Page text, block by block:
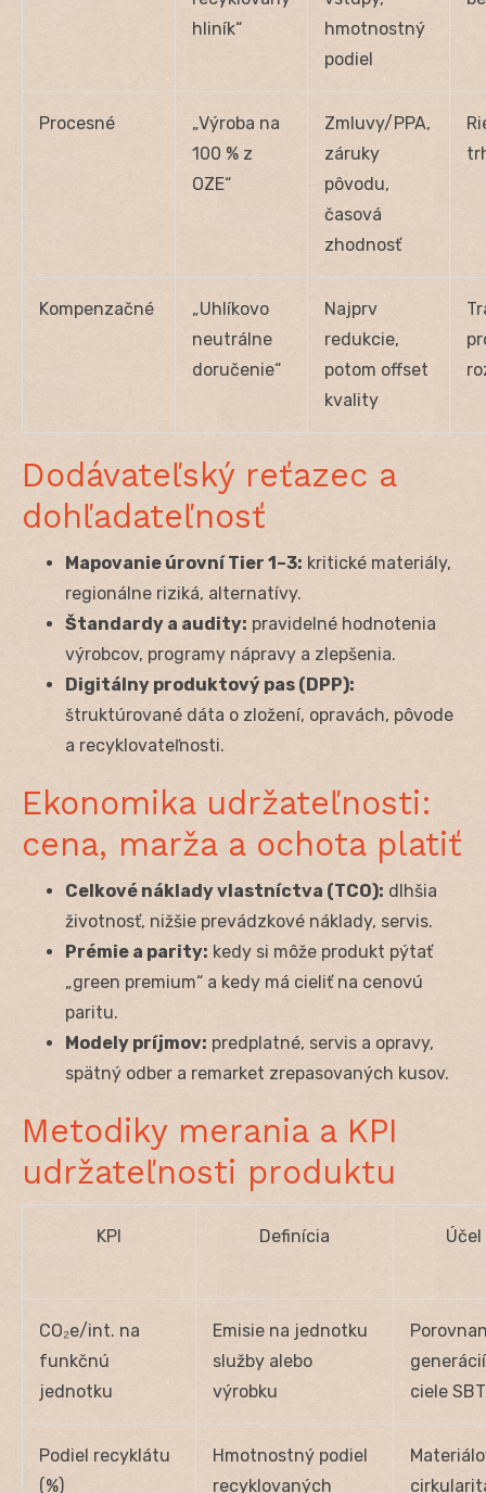
hliník“
hmotnostný
podiel
Procesné
„Výroba na
100 % z
OZE“
Zmluvy/PPA,
záruky
pôvodu,
časová
zhodnosť
Kompenzačné
„Uhlíkovo
neutrálne
doručenie“
Najprv
redukcie,
potom offset
kvality
Dodávateľský reťazec a
dohľadateľnosť
Mapovanie úrovní Tier 1–3: kritické materiály,
regionálne riziká, alternatívy.
Štandardy a audity: pravidelné hodnotenia
výrobcov, programy nápravy a zlepšenia.
Digitálny produktový pas (DPP):
štruktúrované dáta o zložení, opravách, pôvode
a recyklovateľnosti.
Ekonomika udržateľnosti:
cena, marža a ochota platiť
Celkové náklady vlastníctva (TCO): dlhšia
životnosť, nižšie prevádzkové náklady, servis.
Prémie a parity: kedy si môže produkt pýtať
„green premium“ a kedy má cieliť na cenovú
paritu.
Modely príjmov: predplatné, servis a opravy,
spätný odber a remarket zrepasovaných kusov.
Metodiky merania a KPI
udržateľnosti produktu
KPI Definícia Účel
CO₂e/int. na
funkčnú
jednotku
Emisie na jednotku
služby alebo
výrobku
ciele SBT
Podiel recyklátu
(%)
Hmotnostný podiel
recyklovaných